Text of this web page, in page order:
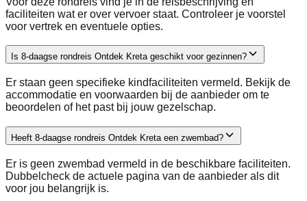
faciliteiten wat er over vervoer staat. Controleer je voorstel
voor vertrek en eventuele opties.
Is 8-daagse rondreis Ontdek Kreta geschikt voor gezinnen?
Er staan geen specifieke kindfaciliteiten vermeld. Bekijk de
accommodatie en voorwaarden bij de aanbieder om te
beoordelen of het past bij jouw gezelschap.
Heeft 8-daagse rondreis Ontdek Kreta een zwembad?
Er is geen zwembad vermeld in de beschikbare faciliteiten.
Dubbelcheck de actuele pagina van de aanbieder als dit
voor jou belangrijk is.